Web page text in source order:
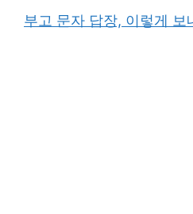
부고 문자 답장, 이렇게 보